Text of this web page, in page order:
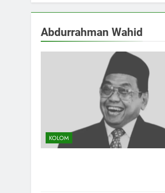
Abdurrahman Wahid
KOLOM